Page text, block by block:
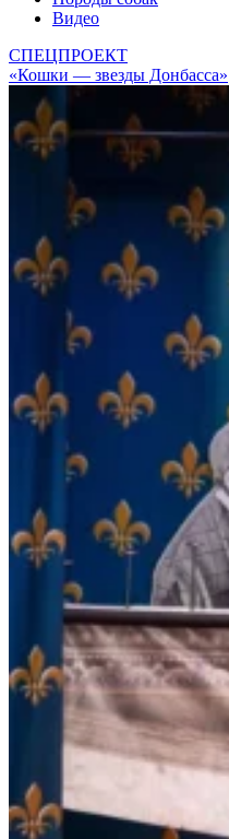
Видео
СПЕЦПРОЕКТ
«Кошки — звезды Донбасса»